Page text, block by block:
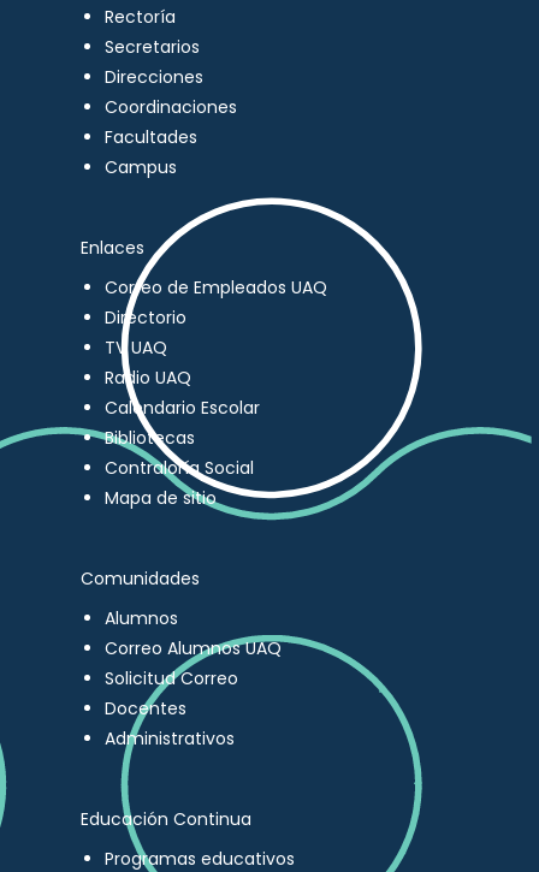
Rectoría
Secretarios
Direcciones
Coordinaciones
Facultades
Campus
Enlaces
Correo de Empleados UAQ
Directorio
TV UAQ
Radio UAQ
Calendario Escolar
Bibliotecas
Contraloría Social
Mapa de sitio
Comunidades
Alumnos
Correo Alumnos UAQ
Solicitud Correo
Docentes
Administrativos
Educación Continua
Programas educativos